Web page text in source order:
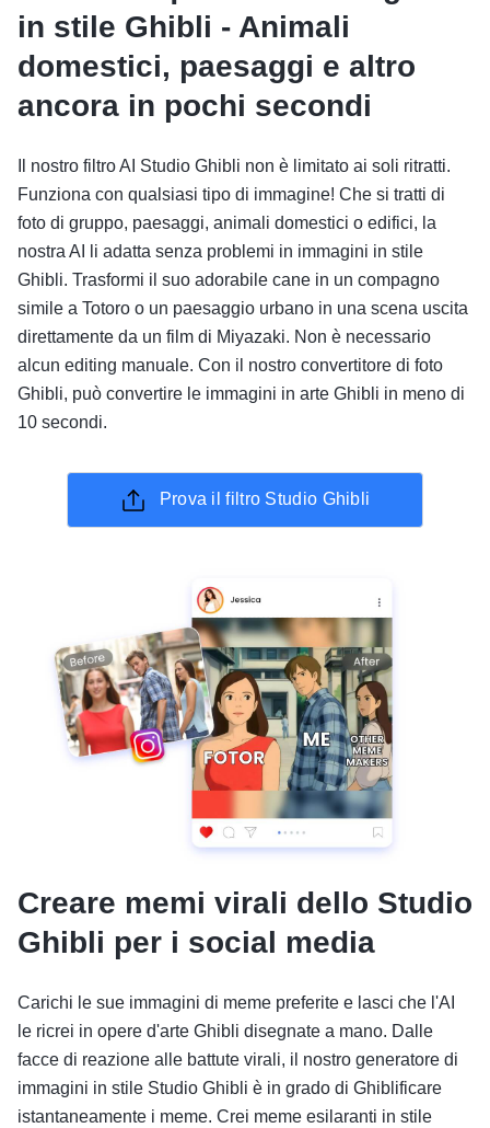
in stile Ghibli - Animali
domestici, paesaggi e altro
ancora in pochi secondi
Il nostro filtro AI Studio Ghibli non è limitato ai soli ritratti.
Funziona con qualsiasi tipo di immagine! Che si tratti di
foto di gruppo, paesaggi, animali domestici o edifici, la
nostra AI li adatta senza problemi in immagini in stile
Ghibli. Trasformi il suo adorabile cane in un compagno
simile a Totoro o un paesaggio urbano in una scena uscita
direttamente da un film di Miyazaki. Non è necessario
alcun editing manuale. Con il nostro convertitore di foto
Ghibli, può convertire le immagini in arte Ghibli in meno di
10 secondi.
Prova il filtro Studio Ghibli
Creare memi virali dello Studio
Ghibli per i social media
Carichi le sue immagini di meme preferite e lasci che l'AI
le ricrei in opere d'arte Ghibli disegnate a mano. Dalle
facce di reazione alle battute virali, il nostro generatore di
immagini in stile Studio Ghibli è in grado di Ghiblificare
istantaneamente i meme. Crei meme esilaranti in stile